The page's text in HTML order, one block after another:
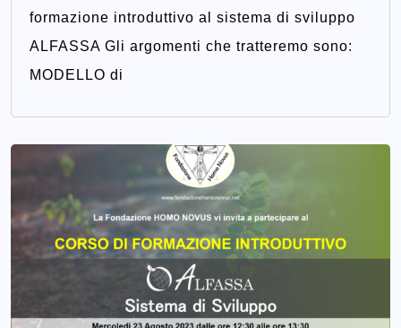
formazione introduttivo al sistema di sviluppo
ALFASSA Gli argomenti che tratteremo sono:
MODELLO di